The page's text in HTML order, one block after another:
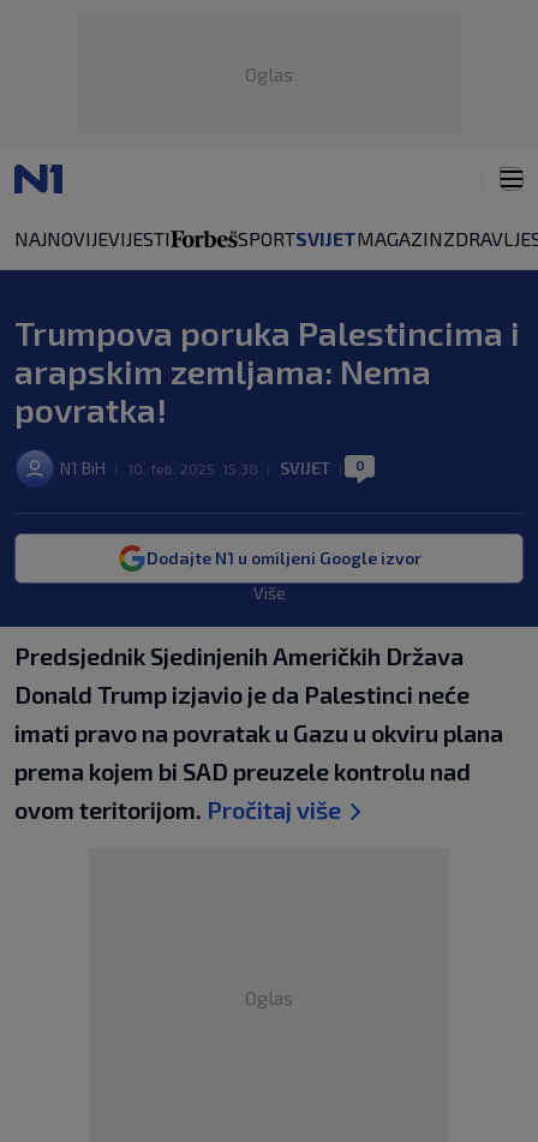
Oglas
NAJNOVIJEVIJESTI SPORTSVIJETMAGAZINZDRAVLJE
Trumpova poruka Palestincima i
arapskim zemljama: Nema
povratka!
N1 BiH 10. feb. 2025. 15:38 SVIJET 0
Dodajte N1 u omiljeni Google izvor
Više
Predsjednik Sjedinjenih Američkih Država
Donald Trump izjavio je da Palestinci neće
imati pravo na povratak u Gazu u okviru plana
prema kojem bi SAD preuzele kontrolu nad
ovom teritorijom. Pročitaj više
Oglas